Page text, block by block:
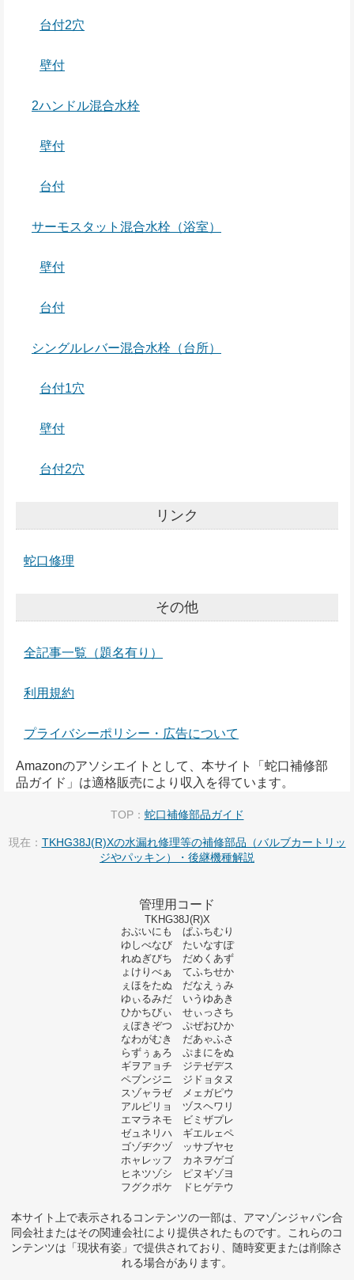
台付2穴
壁付
2ハンドル混合水栓
壁付
台付
サーモスタット混合水栓（浴室）
壁付
台付
シングルレバー混合水栓（台所）
台付1穴
壁付
台付2穴
リンク
蛇口修理
その他
全記事一覧（題名有り）
利用規約
プライバシーポリシー・広告について
Amazonのアソシエイトとして、本サイト「蛇口補修部
品ガイド」は適格販売により収入を得ています。
TOP： 蛇口補修部品ガイド
現在： TKHG38J(R)Xの水漏れ修理等の補修部品（バルブカートリッ
ジやパッキン）・後継機種解説
管理用コード
TKHG38J(R)X
おぶいにも ぱふちむり
ゆしべなび たいなすぽ
れぬぎびち だめくあず
ょけりべぁ てふちせか
ぇほをたぬ だなえぅみ
ゆぃるみだ いうゆあき
ひかちびぃ せぃっさち
ぇぽきぞつ ぷぜおひか
なわがむき だあゃふさ
らずぅぁろ ぷまにをぬ
ギヲアョチ ジテゼデス
ペブンジニ ジドョタヌ
スゾャラゼ メェガピウ
アルピリョ ヅスヘワリ
エマラネモ ビミザプレ
ゼュネリハ ギエルェペ
ゴゾヂクヅ ッサブヤセ
ホャレッフ カネヲゲゴ
ヒネツゾシ ピヌギゾヨ
フグクポケ ドヒゲテウ
本サイト上で表示されるコンテンツの一部は、アマゾンジャパン合
同会社またはその関連会社により提供されたものです。これらのコ
ンテンツは「現状有姿」で提供されており、随時変更または削除さ
れる場合があります。